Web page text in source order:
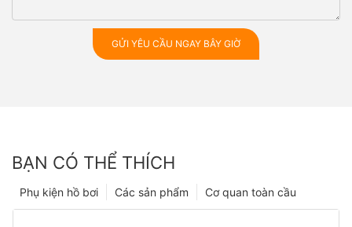
GỬI YÊU CẦU NGAY BÂY GIỜ
BẠN CÓ THỂ THÍCH
Cơ quan toàn cầu
Các sản phẩm
Phụ kiện hồ bơi